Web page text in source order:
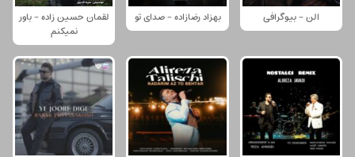
الن - بیوگرافی بهزاد رضازاده - صدای تو
لقمان حسین زاده - باور
نمیکنم